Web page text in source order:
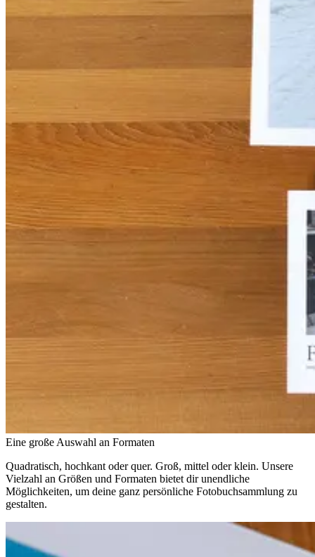
Eine große Auswahl an Formaten
Quadratisch, hochkant oder quer. Groß, mittel oder klein. Unsere
Vielzahl an Größen und Formaten bietet dir unendliche
Möglichkeiten, um deine ganz persönliche Fotobuchsammlung zu
gestalten.